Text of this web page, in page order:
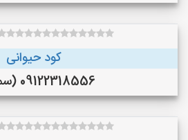
کود حیوانی
09122318556 (سمنان )